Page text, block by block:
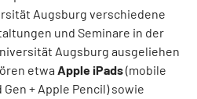
Augsburg verschiedene
und Seminare in der
Augsburg ausgeliehen
etwa Apple iPads(mobile
+ Apple Pencil) sowie